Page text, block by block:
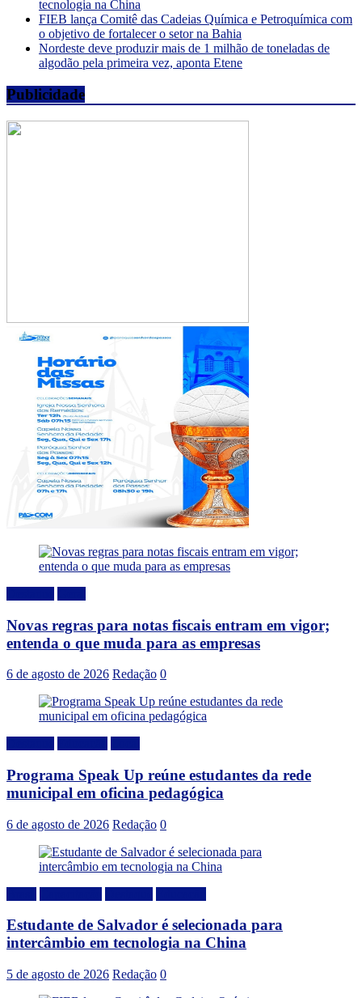
tecnologia na China
FIEB lança Comitê das Cadeias Química e Petroquímica com
o objetivo de fortalecer o setor na Bahia
Nordeste deve produzir mais de 1 milhão de toneladas de
algodão pela primeira vez, aponta Etene
Publicidade
Novas regras para notas fiscais entram em vigor;
entenda o que muda para as empresas
6 de agosto de 2026 Redação 0
Programa Speak Up reúne estudantes da rede
municipal em oficina pedagógica
6 de agosto de 2026 Redação 0
Estudante de Salvador é selecionada para
intercâmbio em tecnologia na China
5 de agosto de 2026 Redação 0